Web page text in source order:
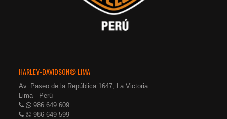
HARLEY-DAVIDSON® LIMA
Av. Paseo de la República 1647, La Victoria
Lima - Perú
986 649 609
986 649 599